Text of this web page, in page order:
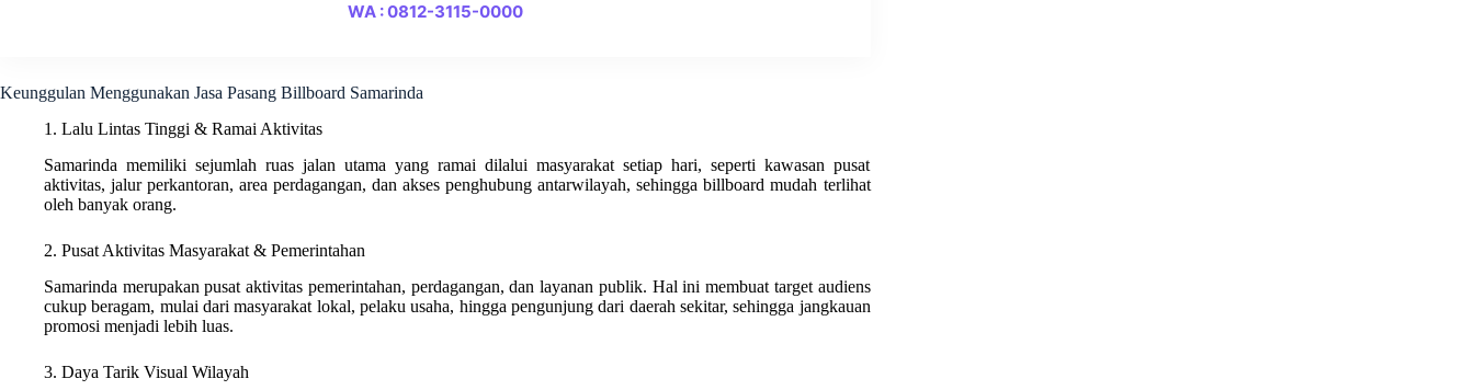
WA : 0812-3115-0000
Keunggulan Menggunakan Jasa Pasang Billboard Samarinda
1. Lalu Lintas Tinggi & Ramai Aktivitas
Samarinda memiliki sejumlah ruas jalan utama yang ramai dilalui masyarakat setiap hari, seperti kawasan pusat
aktivitas, jalur perkantoran, area perdagangan, dan akses penghubung antarwilayah, sehingga billboard mudah terlihat
oleh banyak orang.
2. Pusat Aktivitas Masyarakat & Pemerintahan
Samarinda merupakan pusat aktivitas pemerintahan, perdagangan, dan layanan publik. Hal ini membuat target audiens
cukup beragam, mulai dari masyarakat lokal, pelaku usaha, hingga pengunjung dari daerah sekitar, sehingga jangkauan
promosi menjadi lebih luas.
3. Daya Tarik Visual Wilayah